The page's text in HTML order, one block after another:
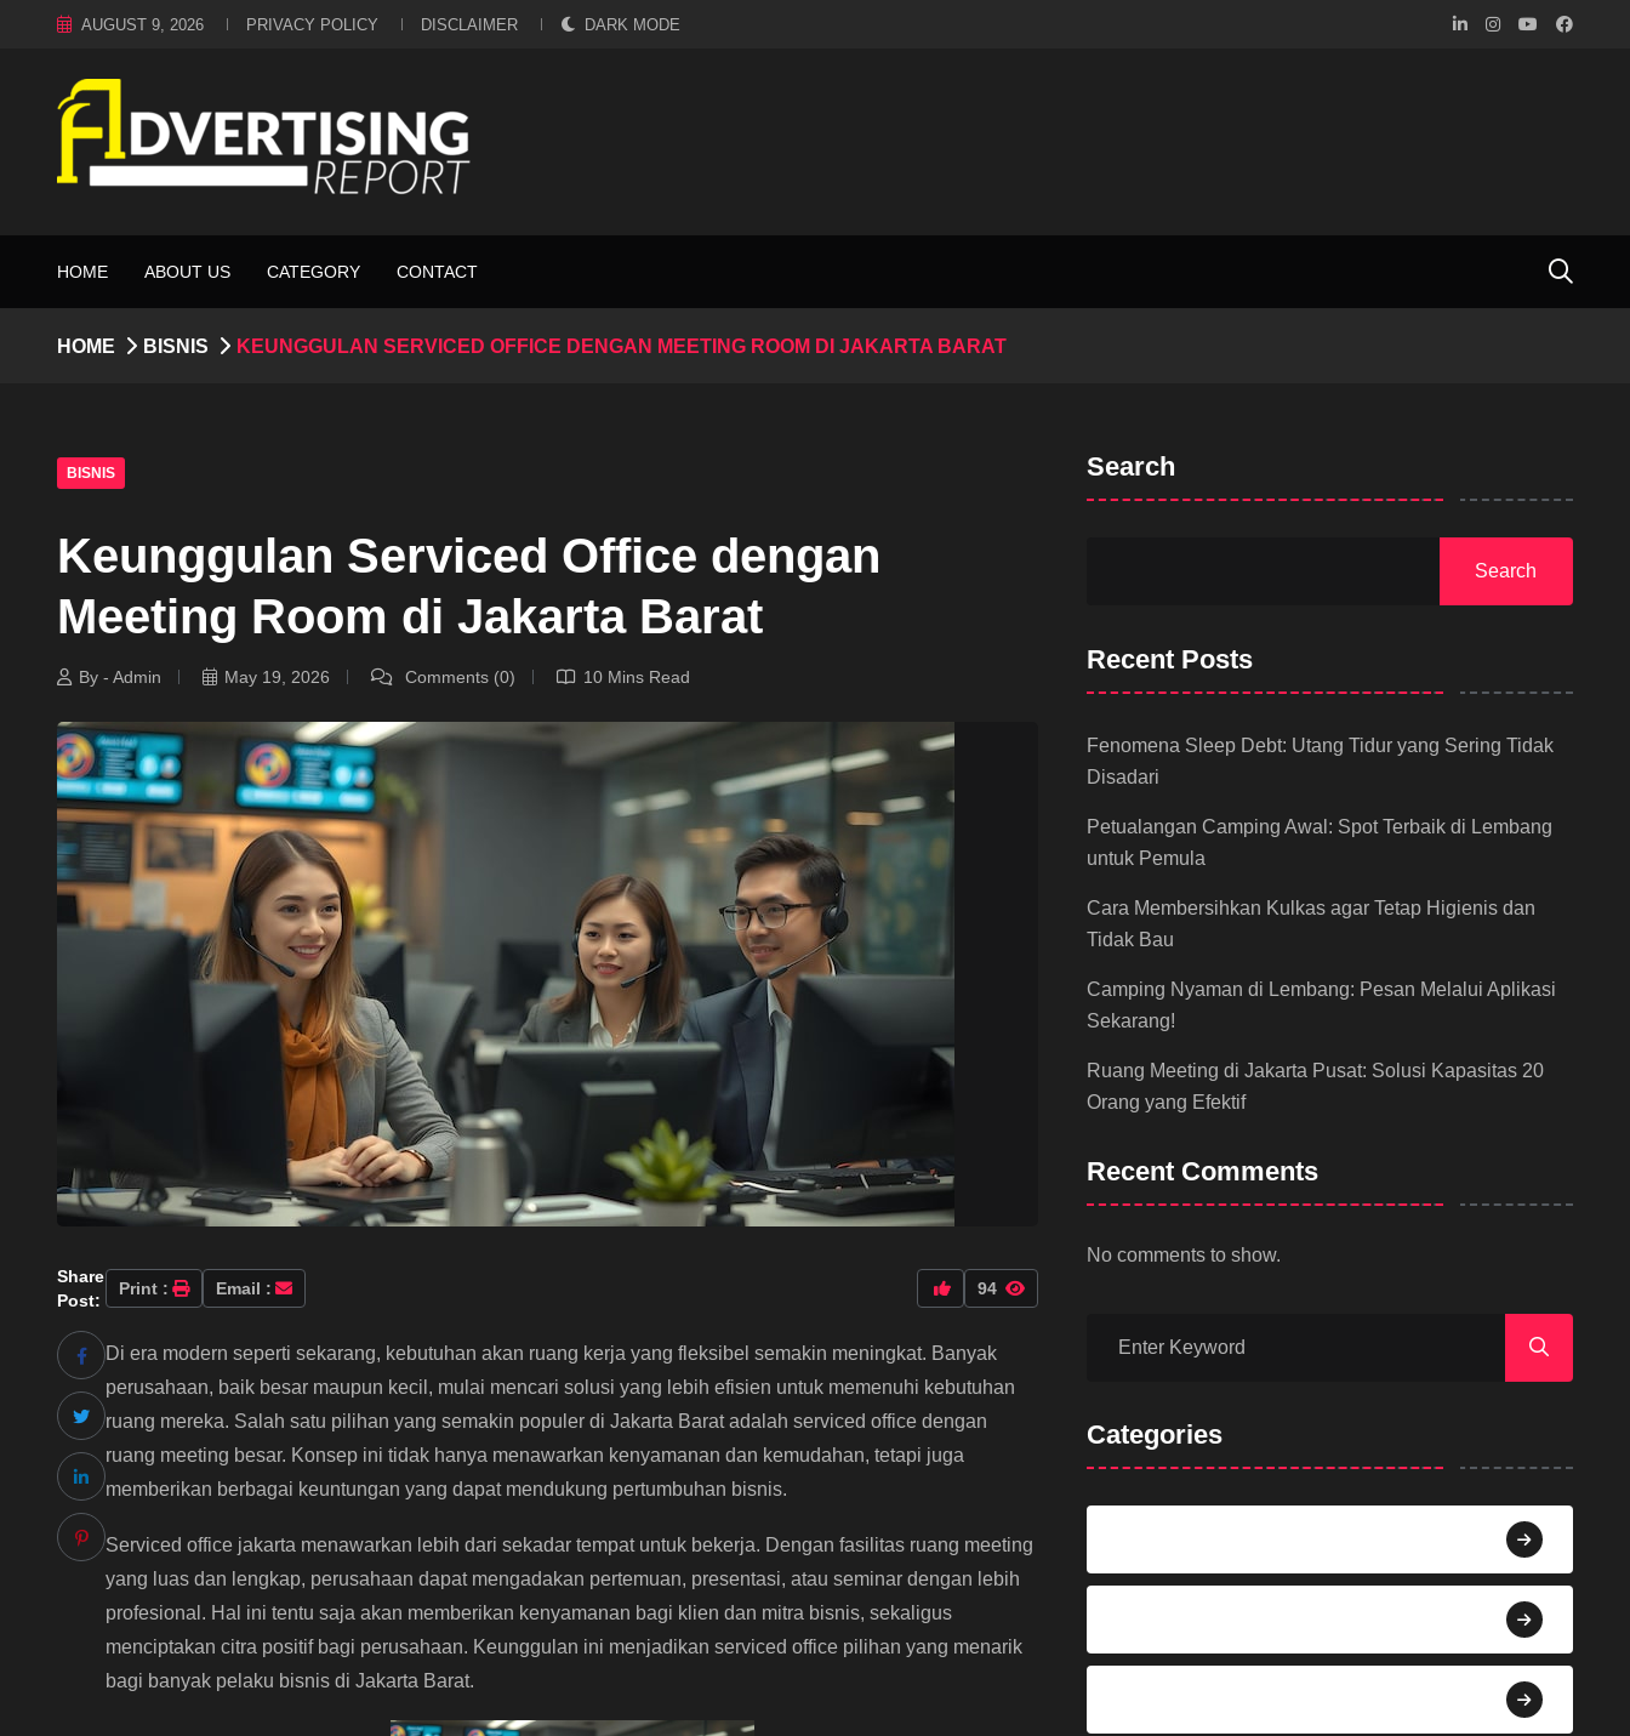
AUGUST 9, 2026 PRIVACY POLICY DISCLAIMER DARK MODE
HOME ABOUT US CATEGORY CONTACT
HOME BISNIS KEUNGGULAN SERVICED OFFICE DENGAN MEETING ROOM DI JAKARTA BARAT
BISNIS
Keunggulan Serviced Office dengan
Meeting Room di Jakarta Barat
By - Admin May 19, 2026 Comments (0) 10 Mins Read
Share
Post:
Print : Email : 94
Di era modern seperti sekarang, kebutuhan akan ruang kerja yang fleksibel semakin meningkat. Banyak
perusahaan, baik besar maupun kecil, mulai mencari solusi yang lebih efisien untuk memenuhi kebutuhan
ruang mereka. Salah satu pilihan yang semakin populer di Jakarta Barat adalah serviced office dengan
ruang meeting besar. Konsep ini tidak hanya menawarkan kenyamanan dan kemudahan, tetapi juga
memberikan berbagai keuntungan yang dapat mendukung pertumbuhan bisnis.
Serviced office jakarta menawarkan lebih dari sekadar tempat untuk bekerja. Dengan fasilitas ruang meeting
yang luas dan lengkap, perusahaan dapat mengadakan pertemuan, presentasi, atau seminar dengan lebih
profesional. Hal ini tentu saja akan memberikan kenyamanan bagi klien dan mitra bisnis, sekaligus
menciptakan citra positif bagi perusahaan. Keunggulan ini menjadikan serviced office pilihan yang menarik
bagi banyak pelaku bisnis di Jakarta Barat.
Search
Search
Recent Posts
Fenomena Sleep Debt: Utang Tidur yang Sering Tidak
Disadari
Petualangan Camping Awal: Spot Terbaik di Lembang
untuk Pemula
Cara Membersihkan Kulkas agar Tetap Higienis dan
Tidak Bau
Camping Nyaman di Lembang: Pesan Melalui Aplikasi
Sekarang!
Ruang Meeting di Jakarta Pusat: Solusi Kapasitas 20
Orang yang Efektif
Recent Comments
No comments to show.
Categories